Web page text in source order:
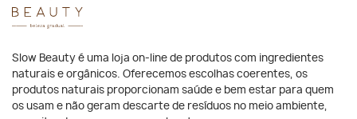
Slow Beauty é uma loja on-line de produtos com ingredientes
naturais e orgânicos. Oferecemos escolhas coerentes, os
produtos naturais proporcionam saúde e bem estar para quem
os usam e não geram descarte de resíduos no meio ambiente,